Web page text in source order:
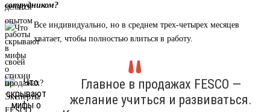
сотрудником?
Все индивидуально, но в среднем трех-четырех месяцев
хватает, чтобы полностью влиться в работу.
Главное в продажах FESCO —
желание учиться и развиваться.